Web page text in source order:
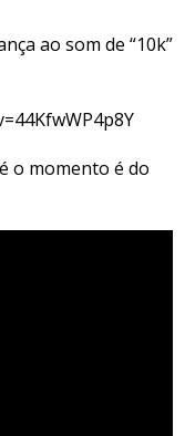
ao som de “10k”
o momento é do